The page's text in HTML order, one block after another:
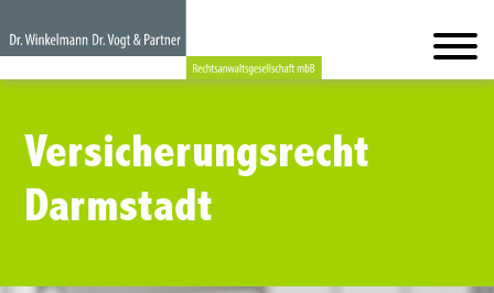
Versicherungsrecht
Darmstadt